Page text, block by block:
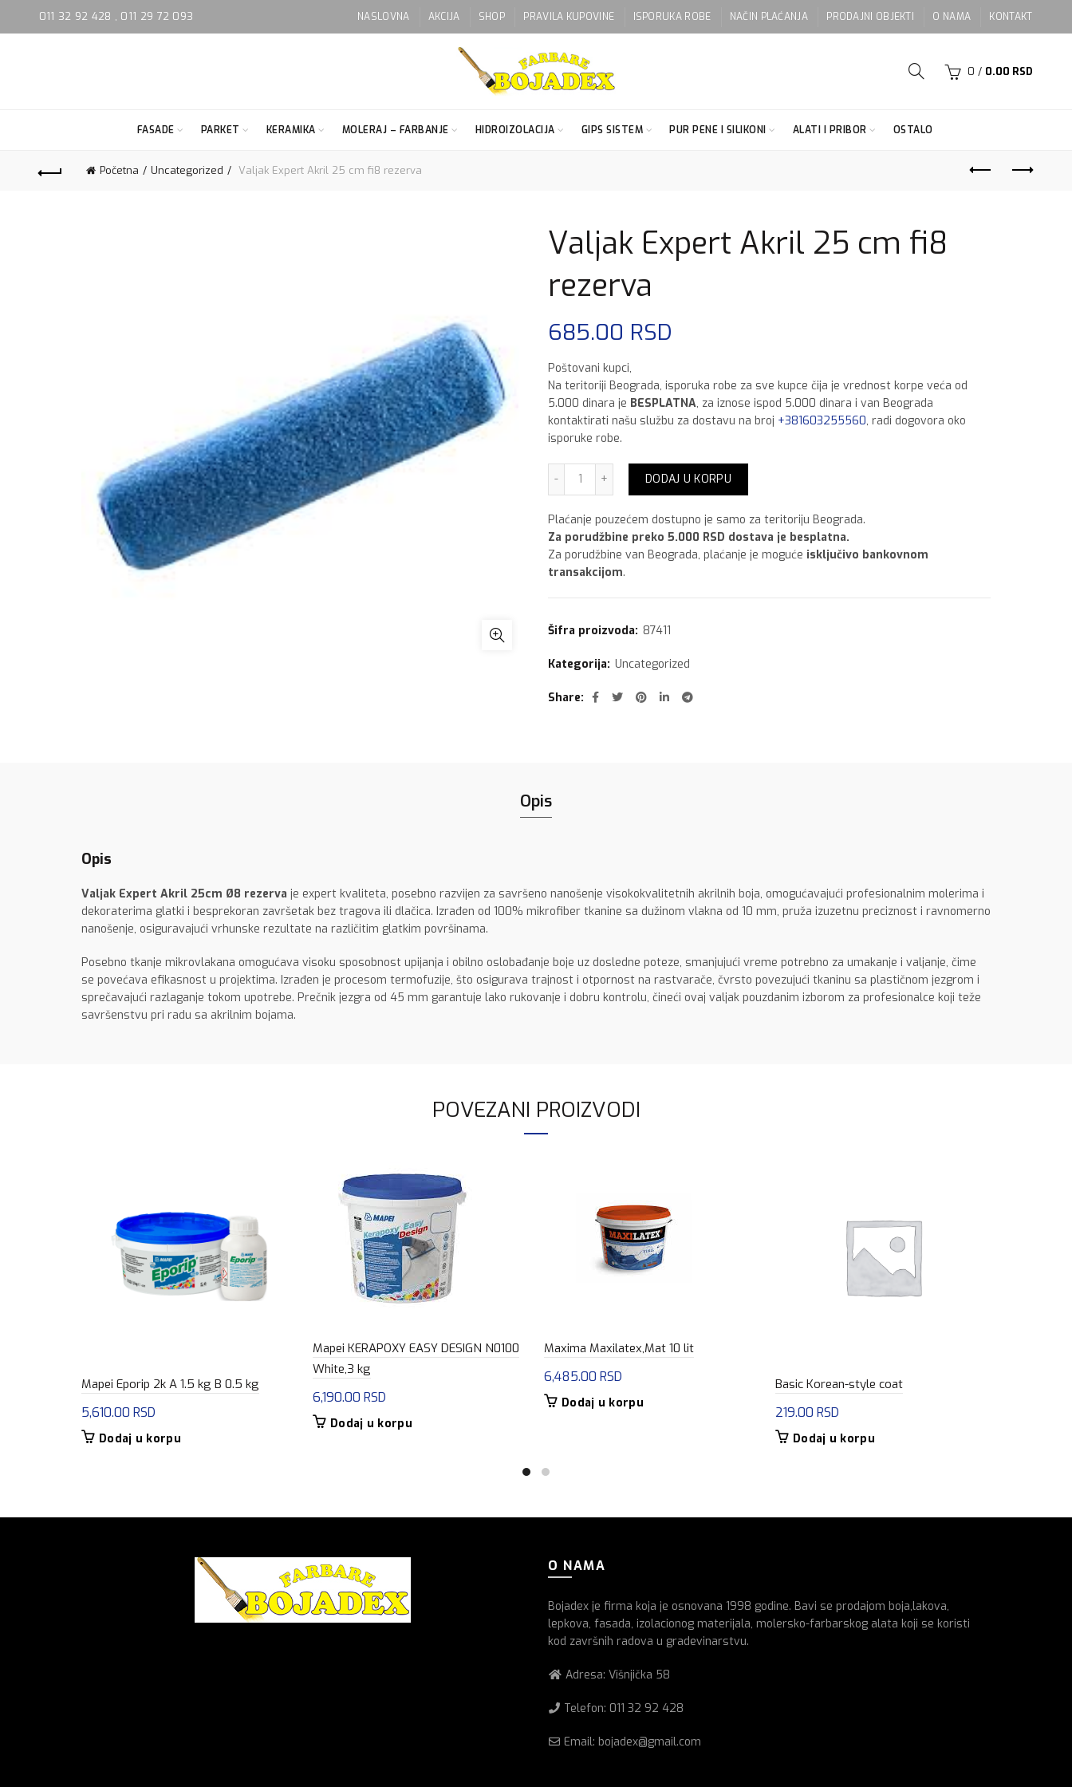
011 32 92 428 , 011 29 72 093 NASLOVNA AKCIJA SHOP PRAVILA KUPOVINE ISPORUKA ROBE NAČIN PLAĆANJA PRODAJNI OBJEKTI O NAMA KONTAKT
0 / 0.00 RSD
FASADE PARKET KERAMIKA MOLERAJ – FARBANJE HIDROIZOLACIJA GIPS SISTEM PUR PENE I SILIKONI ALATI I PRIBOR OSTALO
Početna Uncategorized Valjak Expert Akril 25 cm fi8 rezerva
Valjak Expert Akril 25 cm fi8
rezerva
685.00 RSD
Poštovani kupci,
Na teritoriji Beograda, isporuka robe za sve kupce čija je vrednost korpe veća od
5.000 dinara je BESPLATNA, za iznose ispod 5.000 dinara i van Beograda
kontaktirati našu službu za dostavu na broj +381603255560, radi dogovora oko
isporuke robe.
Valjak Expert Akril 25 cm fi8 rezerva količina
DODAJ U KORPU
Plaćanje pouzećem dostupno je samo za teritoriju Beograda.
Za porudžbine preko 5.000 RSD dostava je besplatna.
Za porudžbine van Beograda, plaćanje je moguće isključivo bankovnom
transakcijom.
Šifra proizvoda: 87411
Kategorija: Uncategorized
Share
Opis
Opis
Valjak Expert Akril 25cm Ø8 rezerva je expert kvaliteta, posebno razvijen za savršeno nanošenje visokokvalitetnih akrilnih boja, omogućavajući profesionalnim molerima i
dekoraterima glatki i besprekoran završetak bez tragova ili dlačica. Izrađen od 100% mikrofiber tkanine sa dužinom vlakna od 10 mm, pruža izuzetnu preciznost i ravnomerno
nanošenje, osiguravajući vrhunske rezultate na različitim glatkim površinama.
Posebno tkanje mikrovlakana omogućava visoku sposobnost upijanja i obilno oslobađanje boje uz dosledne poteze, smanjujući vreme potrebno za umakanje i valjanje, čime
se povećava efikasnost u projektima. Izrađen je procesom termofuzije, što osigurava trajnost i otpornost na rastvarače, čvrsto povezujući tkaninu sa plastičnom jezgrom i
sprečavajući razlaganje tokom upotrebe. Prečnik jezgra od 45 mm garantuje lako rukovanje i dobru kontrolu, čineći ovaj valjak pouzdanim izborom za profesionalce koji teže
savršenstvu pri radu sa akrilnim bojama.
POVEZANI PROIZVODI
Mapei Eporip 2k A 1.5 kg B 0.5 kg
5,610.00 RSD
Dodaj u korpu
Mapei KERAPOXY EASY DESIGN N0100
White,3 kg
6,190.00 RSD
Dodaj u korpu
Maxima Maxilatex,Mat 10 lit
6,485.00 RSD
Dodaj u korpu
Basic Korean-style coat
219.00 RSD
Dodaj u korpu
O NAMA
Bojadex je firma koja je osnovana 1998 godine. Bavi se prodajom boja,lakova,
lepkova, fasada, izolacionog materijala, molersko-farbarskog alata koji se koristi
kod završnih radova u gradevinarstvu.
Adresa: Višnjička 58
Telefon: 011 32 92 428
Email: bojadex@gmail.com